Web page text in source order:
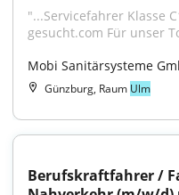
"...Servicefahrer Klasse
gesucht.com Für unser
Mobi Sanitärsysteme
Günzburg, Raum Ulm
Berufskraftfahrer /